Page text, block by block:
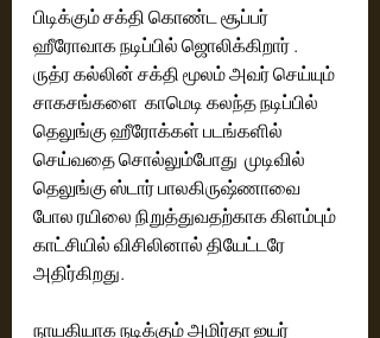
பிடிக்கும் சக்தி கொண்ட சூப்பர்
ஹீரோவாக நடிப்பில் ஜொலிக்கிறார் .
ருத்ர கல்லின் சக்தி மூலம் அவர் செய்யும்
சாகசங்களை  காமெடி கலந்த நடிப்பில்
தெலுங்கு ஹீரோக்கள் படங்களில்
செய்வதை சொல்லும்போது  முடிவில்
தெலுங்கு ஸ்டார் பாலகிருஷ்ணாவை
போல ரயிலை நிறுத்துவதற்காக கிளம்பும்
காட்சியில் விசிலினால் தியேட்டரே
அதிர்கிறது.
நாயகியாக நடிக்கும் அமிர்தா ஐயர்